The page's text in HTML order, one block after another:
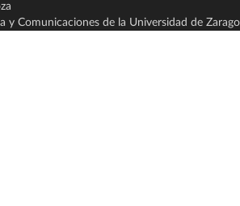
Comunicaciones de la Universidad de